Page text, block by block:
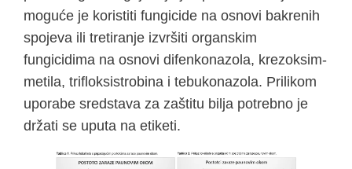
moguće je koristiti fungicide na osnovi bakrenih
spojeva ili tretiranje izvršiti organskim
fungicidima na osnovi difenkonazola, krezoksim-
metila, trifloksistrobina i tebukonazola. Prilikom
uporabe sredstava za zaštitu bilja potrebno je
držati se uputa na etiketi.